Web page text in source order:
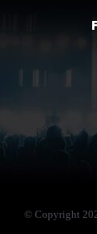
© Copyright